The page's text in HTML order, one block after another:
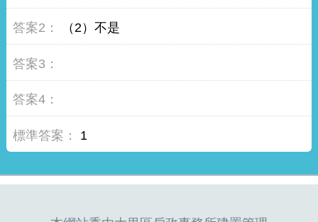
（2）不是
1